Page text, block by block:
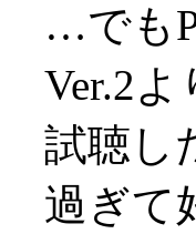
…でも
Ver.2
試聴し
過ぎて